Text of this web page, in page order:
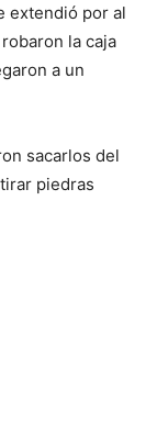
extendió por al
la caja
a un
sacarlos del
piedras